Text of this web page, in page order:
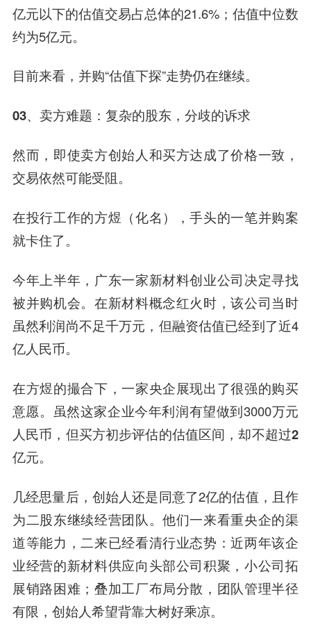
亿元以下的估值交易占总体的21.6%；估值中位数
约为5亿元。
目前来看，并购“估值下探”走势仍在继续。
03、卖方难题：复杂的股东，分歧的诉求
然而，即使卖方创始人和买方达成了价格一致，
交易依然可能受阻。
在投行工作的方煜（化名），手头的一笔并购案
就卡住了。
今年上半年，广东一家新材料创业公司决定寻找
被并购机会。在新材料概念红火时，该公司当时
虽然利润尚不足千万元，但融资估值已经到了近4
亿人民币。
在方煜的撮合下，一家央企展现出了很强的购买
意愿。
虽然这家企业今年利润有望做到3000万元
人民币 ，但买方初步评估的估值区间，却不超过2
亿元。
几经思量后，创始人还是同意了2亿的估值，且作
为二股东继续经营团队。他们一来看重央企的渠
道等能力，二来已经看清行业态势：近两年该企
业经营的新材料供应向头部公司积聚，小公司拓
展销路困难；叠加工厂布局分散，团队管理半径
有限，创始人希望背靠大树好乘凉。